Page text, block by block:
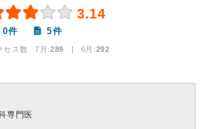
3.14
0件 5件
セス数 7月:289 | 6月:292
専門医